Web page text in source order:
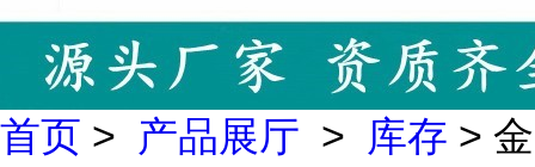
首页 > 产品展厅 > 库存 > 金